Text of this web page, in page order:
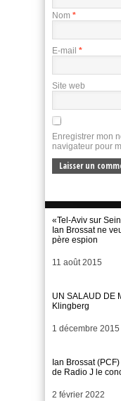
Nom *
E-mail *
Site web
Enregistrer mon
navigateur pour
«Tel-Aviv sur
Ian Brossat ne
père espion
Date
11 août 2015
UN SALAUD DE
Klingberg
Date
1 décembre 2015
Ian Brossat
de Radio J le
Date
2 février 2022